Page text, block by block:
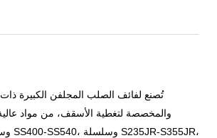
تُصنع لفائف الصلب المجلفن الكبيرة ذات
والمخصصة لتغطية الأسقف، من مواد